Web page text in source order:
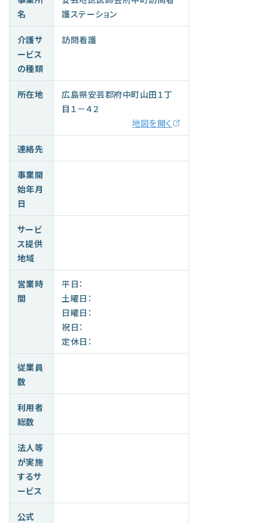
名
護ステーション
介護サ
ービス
の種類
訪問看護
所在地
広島県安芸郡府中町山田１丁
目１－４２
地図を開く
連絡先
事業開
始年月
日
サービ
ス提供
地域
営業時
間
平日：
土曜日：
日曜日：
祝日：
定休日：
従業員
数
利用者
総数
法人等
が実施
するサ
ービス
公式